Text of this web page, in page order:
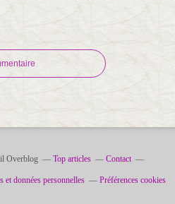
Overblog Top articles Contact
et données personnelles Préférences cookies